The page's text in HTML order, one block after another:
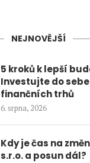
NEJNOVĚJŠÍ
5 kroků k lepší
Investujte do
finančních trhů
6. srpna, 2026
Kdy je čas na
s.r.o. a posun dál?